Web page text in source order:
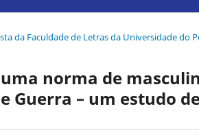
da Faculdade de Letras da Universidade do
norma de
Guerra – um estudo